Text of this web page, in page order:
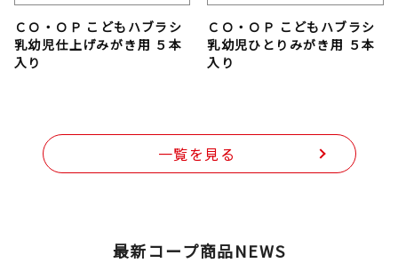
ＣＯ・ＯＰ こどもハブラシ
乳幼児仕上げみがき用 ５本
入り
ＣＯ・ＯＰ こどもハブラシ
乳幼児ひとりみがき用 ５本
入り
一覧を見る
最新コープ商品NEWS